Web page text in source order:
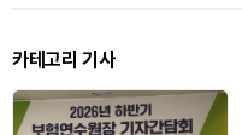
카테고리 기사